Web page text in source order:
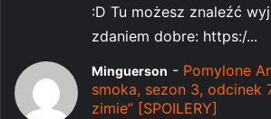
:D Tu możesz znaleźć
zdaniem dobre: https:/...
Minguerson - Pomylone
smoka, sezon 3, odcinek
zimie” [SPOILERY]